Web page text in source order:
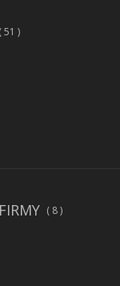
51
8